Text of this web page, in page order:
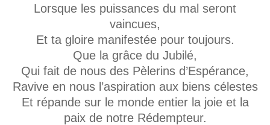
Lorsque les puissances du mal seront
vaincues,
Et ta gloire manifestée pour toujours.
Que la grâce du Jubilé,
Qui fait de nous des Pèlerins d’Espérance,
Ravive en nous l’aspiration aux biens célestes
Et répande sur le monde entier la joie et la
paix de notre Rédempteur.